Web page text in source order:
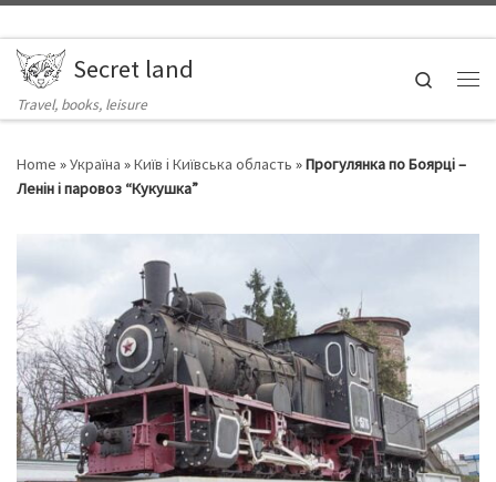
Secret land
Travel, books, leisure
Search
Home »Україна »Київ і Київська область »Прогулянка по Боярці –
Ленін і паровоз “Кукушка”